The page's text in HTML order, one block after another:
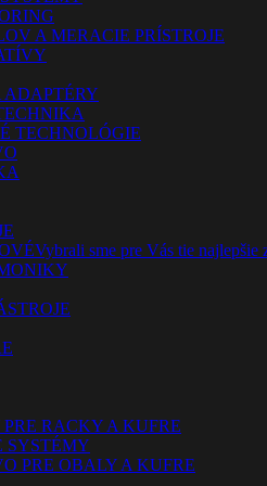
A MERACIE PRÍSTROJE
ADAPTÉRY
TECHNOLÓGIE
Vybrali sme pre Vás tie
RACKY A KUFRE
SYSTÉMY
PRE OBALY A KUFRE